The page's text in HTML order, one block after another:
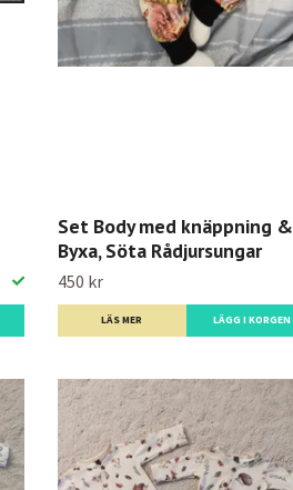
Set Body med knäppning &
Byxa, Söta Rådjursungar
450 kr
LÄS MER LÄGG I KORGEN